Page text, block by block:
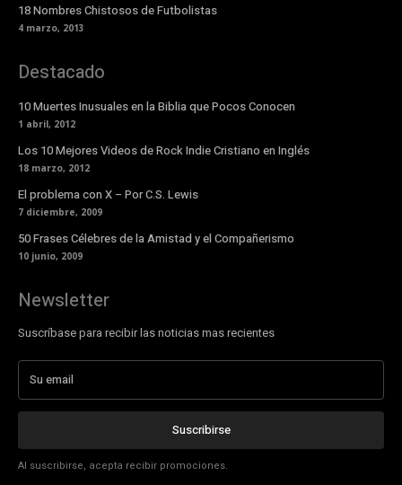
18 Nombres Chistosos de Futbolistas
4 marzo, 2013
Destacado
10 Muertes Inusuales en la Biblia que Pocos Conocen
1 abril, 2012
Los 10 Mejores Videos de Rock Indie Cristiano en Inglés
18 marzo, 2012
El problema con X – Por C.S. Lewis
7 diciembre, 2009
50 Frases Célebres de la Amistad y el Compañerismo
10 junio, 2009
Newsletter
Suscríbase para recibir las noticias mas recientes
Suscribirse
Al suscribirse, acepta recibir promociones.